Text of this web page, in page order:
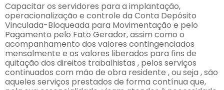
Capacitar os servidores para a implantação,
operacionalização e controle da Conta Depósito
Vinculada-Bloqueada para Movimentação e pelo
Pagamento pelo Fato Gerador, assim como o
acompanhamento dos valores contingenciados
mensalmente e os valores liberados para fins de
quitação dos direitos trabalhistas , pelos serviços
continuados com mão de obra residente , ou seja , são
aqueles serviços prestados de forma contínua que,